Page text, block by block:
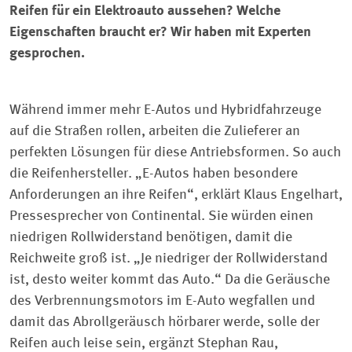
Reifen für ein Elektroauto aussehen? Welche
Eigenschaften braucht er? Wir haben mit Experten
gesprochen.
Während immer mehr E-Autos und Hybridfahrzeuge
auf die Straßen rollen, arbeiten die Zulieferer an
perfekten Lösungen für diese Antriebsformen. So auch
die Reifenhersteller. „E-Autos haben besondere
Anforderungen an ihre Reifen“, erklärt Klaus Engelhart,
Pressesprecher von Continental. Sie würden einen
niedrigen Rollwiderstand benötigen, damit die
Reichweite groß ist. „Je niedriger der Rollwiderstand
ist, desto weiter kommt das Auto.“ Da die Geräusche
des Verbrennungsmotors im E-Auto wegfallen und
damit das Abrollgeräusch hörbarer werde, solle der
Reifen auch leise sein, ergänzt Stephan Rau,